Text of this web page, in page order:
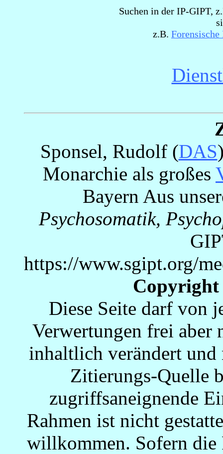
Suchen in der IP-GIPT,
z.B.
Sponsel, Rudolf (DAS
Monarchie als großes
Bayern Aus
Psychosomatik,
https://www.sgipt.org/
Copyright
Diese Seite darf von
Verwertungen frei
inhaltlich verändert
Zitierungs-Quelle
zugriffsaneignende
Rahmen ist nicht
willkommen. Sofern die